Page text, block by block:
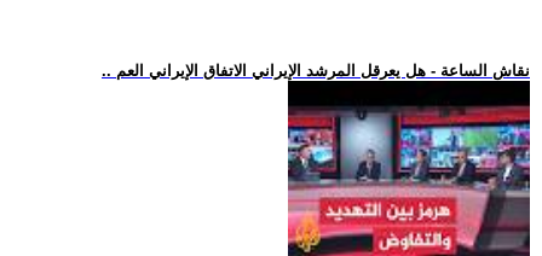
.. نقاش الساعة - هل يعرقل المرشد الإيراني الاتفاق الإيراني العم